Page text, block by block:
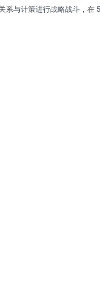
系与计策进行战略战斗，